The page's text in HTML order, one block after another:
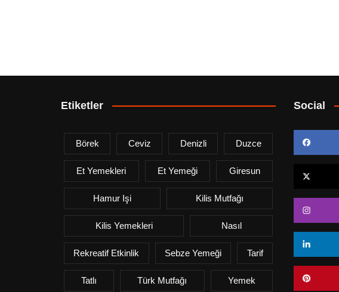
Etiketler
Börek Ceviz Denizli Duzce
Et Yemekleri Et Yemeği Giresun
Hamur Işi Kilis Mutfağı
Kilis Yemekleri Nasıl
Rekreatif Etkinlik Sebze Yemeği Tarif
Tatlı Türk Mutfağı Yemek
Social